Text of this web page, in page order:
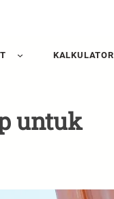
KALKULATOR
untuk